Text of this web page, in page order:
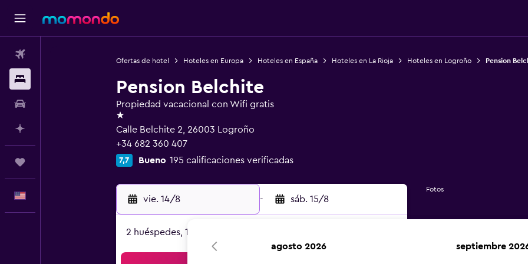
Ofertas de hotel Hoteles en Europa Hoteles en España Hoteles en La Rioja Hoteles en Logroño Pension
Pension Belchite
Propiedad vacacional con Wifi gratis
1 estrella
Calle Belchite 2, 26003 Logroño
+34 682 360 407
7,7 Bueno 195 calificaciones verificadas
vie. 14/8 - sáb. 15/8
2 huéspedes, 1 habitación
Fotos
agosto 2026 septiembre